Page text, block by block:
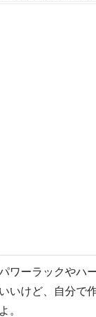
ワーラックやハ
いいけど、自分で
よ。